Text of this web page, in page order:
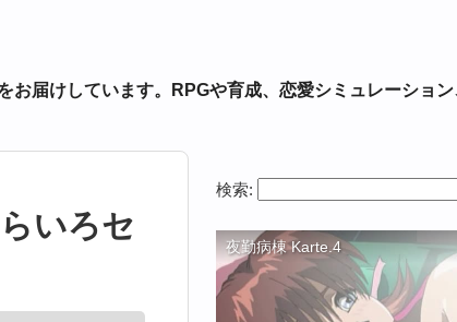
届けしています。RPGや育成、恋愛シミュレーショ
いろセ
検索: